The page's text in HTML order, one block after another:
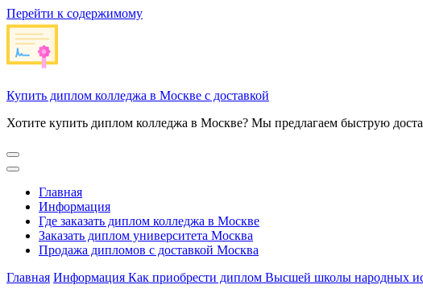
Перейти к содержимому
Купить диплом колледжа в Москве с доставкой
Хотите купить диплом колледжа в Москве? Мы предлагаем быструю
Главная
Информация
Где заказать диплом колледжа в Москве
Заказать диплом университета Москва
Продажа дипломов с доставкой Москва
Главная Информация Как приобрести диплом Высшей школы народных